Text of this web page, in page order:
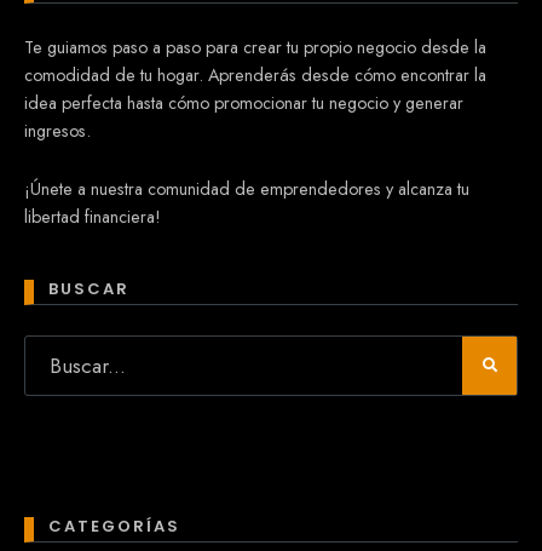
Te guiamos paso a paso para crear tu propio negocio desde la
comodidad de tu hogar. Aprenderás desde cómo encontrar la
idea perfecta hasta cómo promocionar tu negocio y generar
ingresos.
¡Únete a nuestra comunidad de emprendedores y alcanza tu
libertad financiera!
BUSCAR
CATEGORÍAS